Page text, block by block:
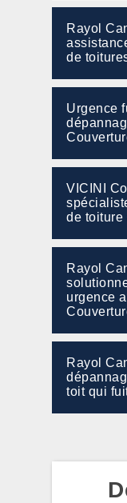
Rayol
de
Urgence
VICINI
de toiture
Rayol
urgence
Rayol
toit qui